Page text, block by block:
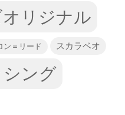
リジナル
ン＝リード スカラベオ
ング